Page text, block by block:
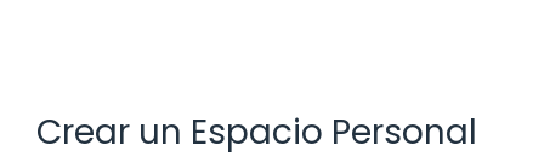
Crear un Espacio Personal